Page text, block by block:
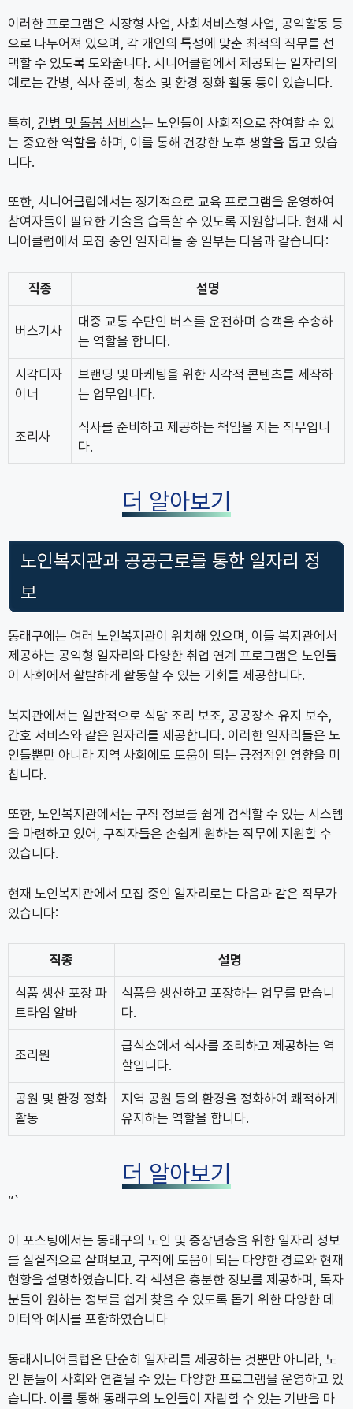
이러한 프로그램은 시장형 사업, 사회서비스형 사업, 공익활동 등
으로 나누어져 있으며, 각 개인의 특성에 맞춘 최적의 직무를 선
택할 수 있도록 도와줍니다. 시니어클럽에서 제공되는 일자리의
예로는 간병, 식사 준비, 청소 및 환경 정화 활동 등이 있습니다.
특히, 간병 및 돌봄 서비스는 노인들이 사회적으로 참여할 수 있
는 중요한 역할을 하며, 이를 통해 건강한 노후 생활을 돕고 있습
니다.
또한, 시니어클럽에서는 정기적으로 교육 프로그램을 운영하여
참여자들이 필요한 기술을 습득할 수 있도록 지원합니다. 현재 시
니어클럽에서 모집 중인 일자리들 중 일부는 다음과 같습니다:
직종 설명
버스기사
대중 교통 수단인 버스를 운전하며 승객을 수송하
는 역할을 합니다.
시각디자
이너
브랜딩 및 마케팅을 위한 시각적 콘텐츠를 제작하
는 업무입니다.
조리사
식사를 준비하고 제공하는 책임을 지는 직무입니
다.
더 알아보기
노인복지관과 공공근로를 통한 일자리 정
보
동래구에는 여러 노인복지관이 위치해 있으며, 이들 복지관에서
제공하는 공익형 일자리와 다양한 취업 연계 프로그램은 노인들
이 사회에서 활발하게 활동할 수 있는 기회를 제공합니다.
복지관에서는 일반적으로 식당 조리 보조, 공공장소 유지 보수,
간호 서비스와 같은 일자리를 제공합니다. 이러한 일자리들은 노
인들뿐만 아니라 지역 사회에도 도움이 되는 긍정적인 영향을 미
칩니다.
또한, 노인복지관에서는 구직 정보를 쉽게 검색할 수 있는 시스템
을 마련하고 있어, 구직자들은 손쉽게 원하는 직무에 지원할 수
있습니다.
현재 노인복지관에서 모집 중인 일자리로는 다음과 같은 직무가
있습니다:
직종 설명
식품 생산 포장 파
트타임 알바
식품을 생산하고 포장하는 업무를 맡습니
다.
조리원
급식소에서 식사를 조리하고 제공하는 역
할입니다.
공원 및 환경 정화
활동
지역 공원 등의 환경을 정화하여 쾌적하게
유지하는 역할을 합니다.
더 알아보기
“`
이 포스팅에서는 동래구의 노인 및 중장년층을 위한 일자리 정보
를 실질적으로 살펴보고, 구직에 도움이 되는 다양한 경로와 현재
현황을 설명하였습니다. 각 섹션은 충분한 정보를 제공하며, 독자
분들이 원하는 정보를 쉽게 찾을 수 있도록 돕기 위한 다양한 데
이터와 예시를 포함하였습니다
동래시니어클럽은 단순히 일자리를 제공하는 것뿐만 아니라, 노
인 분들이 사회와 연결될 수 있는 다양한 프로그램을 운영하고 있
습니다. 이를 통해 동래구의 노인들이 자립할 수 있는 기반을 마